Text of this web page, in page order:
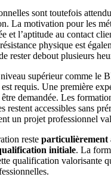
sont toutefois
La motivation pour les
et l’aptitude au contact
physique est
rester debout plusieurs
supérieur comme le
requis. Une première
demandée. Les
restent accessibles sans
un projet professionnel
reste particulièrement
initiale. La
qualification valorisante